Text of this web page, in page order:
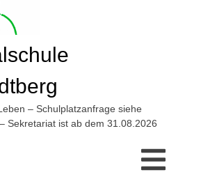
– Schulplatzanfrage siehe
Sekretariat ist ab dem 31.08.2026